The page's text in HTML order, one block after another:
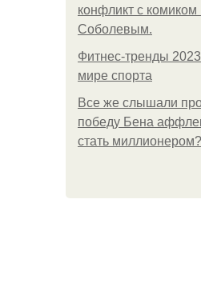
конфликт с
Соболевым.
Фитнес-тренды
мире спорта
Все же слышали
победу Бена
стать миллионером?